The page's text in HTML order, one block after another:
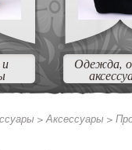
Одежда,
>Аксессуары >